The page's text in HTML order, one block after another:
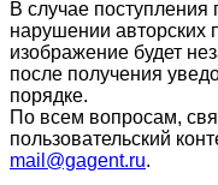
В случае поступления
нарушении авторских
изображение будет
после получения
порядке.
По всем вопросам,
пользовательский
mail@gagent.ru.